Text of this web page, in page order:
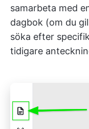
samarbeta med
dagbok (om du
söka efter
tidigare